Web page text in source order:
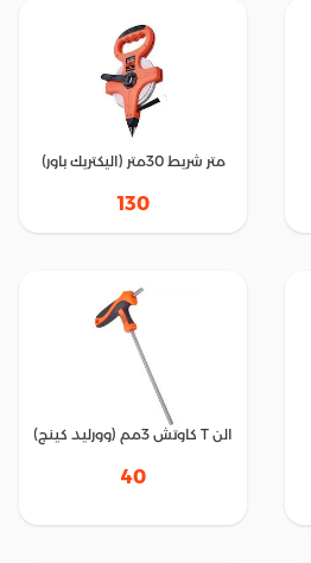
متر شريط 30متر (اليكتريك باور)
130
الن T كاوتش 3مم (وورليد كينج)
40